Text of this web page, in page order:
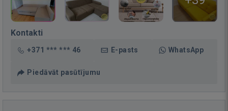
Kontakti
+371 *** *** 46 E-pasts WhatsApp
Piedāvāt pasūtījumu